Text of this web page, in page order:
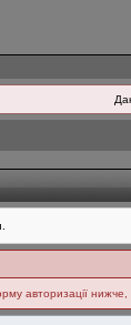
авторизації